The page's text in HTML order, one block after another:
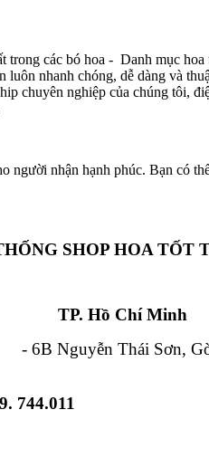
trong các bó hoa - Danh mục
nhanh chóng, dễ dàng và
chuyên nghiệp của chúng tôi,
người nhận hạnh phúc. Bạn có
SHOP HOA TỐT
Thái Sơn,
744.011
Từ Liêm,